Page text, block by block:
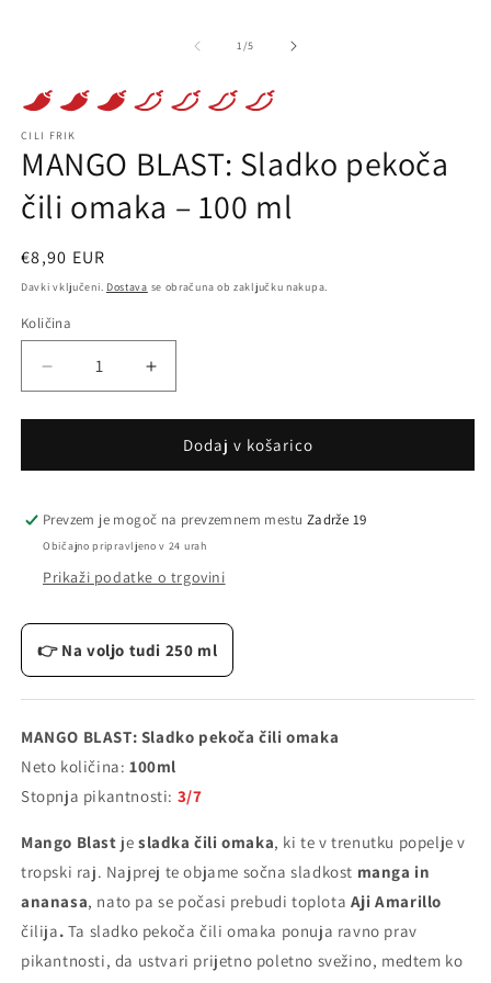
1/od
5
CILI FRIK
MANGO BLAST: Sladko pekoča
čili omaka – 100 ml
Redna
cena
€8,90 EUR
Davki vključeni. Dostava se obračuna ob zaključku nakupa.
Količina
Pomanjšaš
količino
za
MANGO
Sladko
pekoča
omaka
100
ml
Povečaj
količino
za
izdelek
MANGO
Sladko
pekoča
omaka
100
ml
Dodaj v košarico
Prevzem je mogoč na prevzemnem mestu Zadrže 19
Običajno pripravljeno v 24 urah
Prikaži podatke o trgovini
👉 Na voljo tudi 250 ml
MANGO BLAST: Sladko pekoča čili omaka
Neto količina: 100ml
Stopnja pikantnosti: 3/7
Mango Blast je sladka čili omaka, ki te v trenutku popelje v
tropski raj. Najprej te objame sočna sladkost manga in
ananasa, nato pa se počasi prebudi toplota Aji Amarillo
čilija. Ta sladko pekoča čili omaka ponuja ravno prav
pikantnosti, da ustvari prijetno poletno svežino, medtem ko